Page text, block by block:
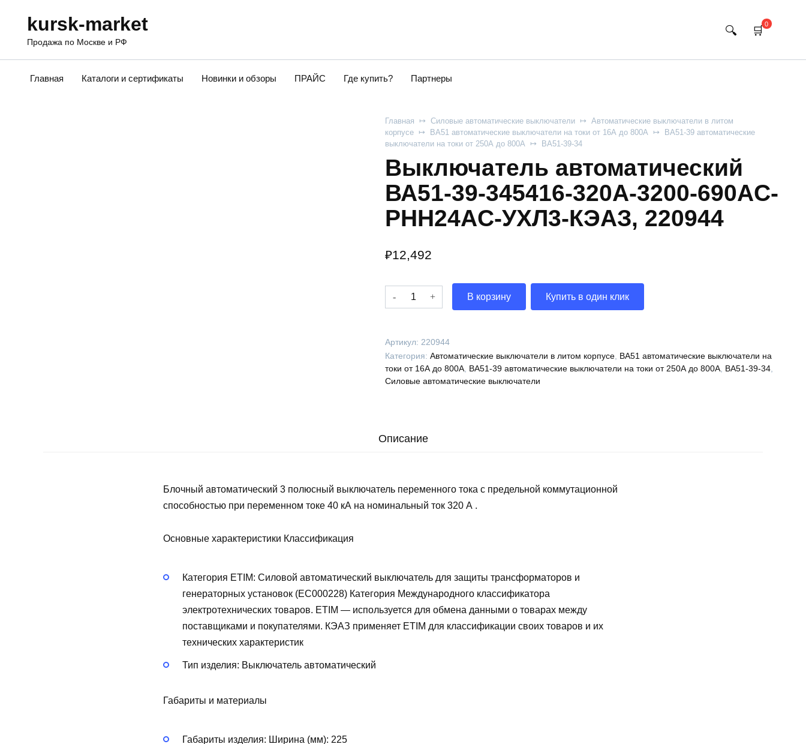
kursk-market
Продажа по Москве и РФ
0
Главная Каталоги и сертификаты Новинки и обзоры ПРАЙС Где купить? Партнеры
Главная Силовые автоматические выключатели
Автоматические выключатели в литом
корпусе
ВА51 автоматические выключатели на токи от 16А до 800А
ВА51-39 автоматические
выключатели на токи от 250А до 800А
ВА51-39-34
Выключатель автоматический
ВА51-39-345416-320А-3200-690AC-
РНН24AC-УХЛ3-КЭАЗ, 220944
₽12,492
Количество
Выключатель
39-
345416-
320А-3200-
КЭАЗ,
В корзину Купить в один клик
Артикул: 220944
Категория: Автоматические выключатели в литом корпусе, ВА51 автоматические выключатели на
токи от 16А до 800А, ВА51-39 автоматические выключатели на токи от 250А до 800А, ВА51-39-34,
Силовые автоматические выключатели
Описание
Блочный автоматический 3 полюсный выключатель переменного тока с предельной коммутационной
способностью при переменном токе 40 кА на номинальный ток 320 А .
Основные характеристики Классификация
Категория ETIM: Силовой автоматический выключатель для защиты трансформаторов и
генераторных установок (EC000228) Категория Международного классификатора
электротехнических товаров. ETIM — используется для обмена данными о товарах между
поставщиками и покупателями. КЭАЗ применяет ETIM для классификации своих товаров и их
технических характеристик
Тип изделия: Выключатель автоматический
Габариты и материалы
Габариты изделия: Ширина (мм): 225